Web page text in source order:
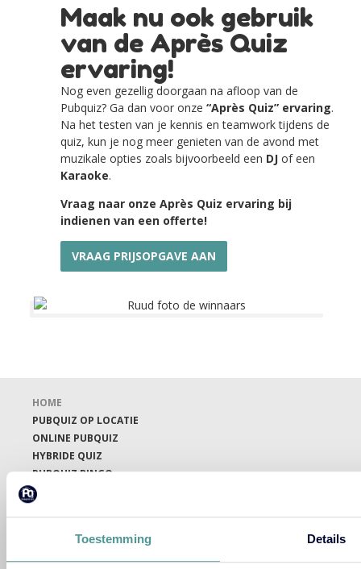
Toestemming Details
Maak nu ook gebruik
van de Après Quiz
ervaring!
Nog even gezellig doorgaan na afloop van de
Pubquiz? Ga dan voor onze “Après Quiz” ervaring.
Na het testen van je kennis en teamwork tijdens de
quiz, kun je nog meer genieten van de avond met
muzikale opties zoals bijvoorbeeld een DJ of een
Karaoke.
Vraag naar onze Après Quiz ervaring bij
indienen van een offerte!
VRAAG PRIJSOPGAVE AAN
HOME
PUBQUIZ OP LOCATIE
ONLINE PUBQUIZ
HYBRIDE QUIZ
PUBQUIZ BINGO
THEMA’S
CONTACT
HISTORIE